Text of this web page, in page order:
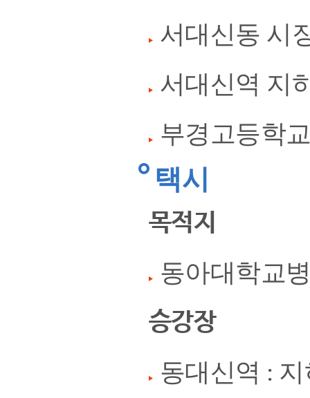
서대신동 시
서대신역 지
부경고등학
택시
목적지
동아대학교
승강장
동대신역 :